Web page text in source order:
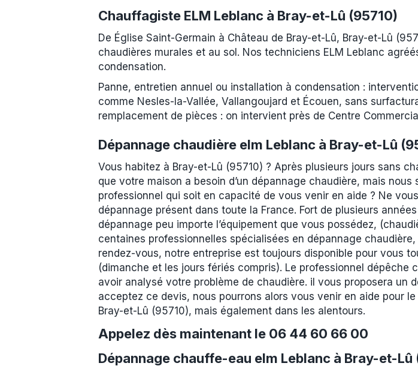
Chauffagiste ELM Leblanc à Bray-et-Lû (95710)
De Église Saint-Germain à Château de Bray-et-Lû, Bray-et-Lû
chaudières murales et au sol. Nos techniciens ELM Leblanc
condensation.
Panne, entretien annuel ou installation à condensation :
comme Nesles-la-Vallée, Vallangoujard et Écouen, sans
remplacement de pièces : on intervient près de Centre
Dépannage chaudière elm Leblanc à Bray-et-Lû
Vous habitez à Bray-et-Lû (95710) ? Après plusieurs jours sans
que votre maison a besoin d’un dépannage chaudière, mais
professionnel qui soit en capacité de vous venir en aide ? Ne
dépannage présent dans toute la France. Fort de plusieurs
dépannage peu importe l’équipement que vous possédez,
centaines professionnelles spécialisées en dépannage
rendez-vous, notre entreprise est toujours disponible pour vous
(dimanche et les jours fériés compris). Le professionnel dépêche
avoir analysé votre problème de chaudière. il vous proposera un
acceptez ce devis, nous pourrons alors vous venir en aide pour
Bray-et-Lû (95710), mais également dans les alentours.
Appelez dès maintenant le 06 44 60 66 00
Dépannage chauffe-eau elm Leblanc à Bray-et-Lû